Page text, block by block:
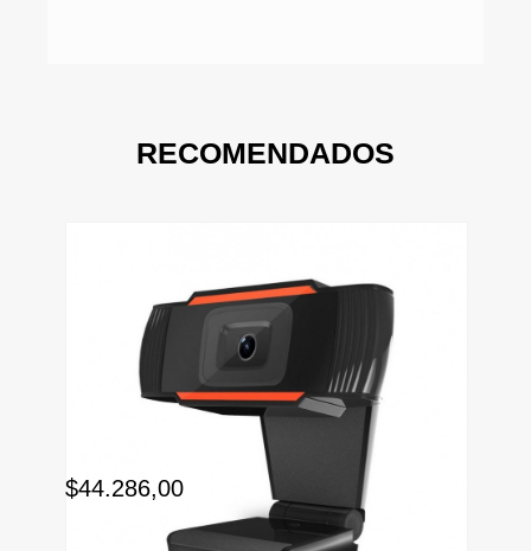
RECOMENDADOS
$44.286,00